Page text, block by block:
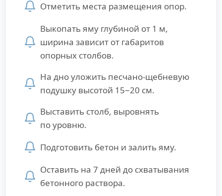
Отметить места размещения опор.
Выкопать яму глубиной от 1 м,
ширина зависит от габаритов
опорных столбов.
На дно уложить песчано-щебневую
подушку высотой 15−20 см.
Выставить столб, выровнять
по уровню.
Подготовить бетон и залить яму.
Оставить на 7 дней до схватывания
бетонного раствора.